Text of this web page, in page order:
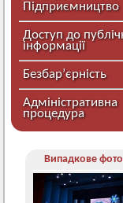
Підприємництво
Доступ до
інформації
Безбар’єрність
Адміністративна
процедура
Випадкове фото